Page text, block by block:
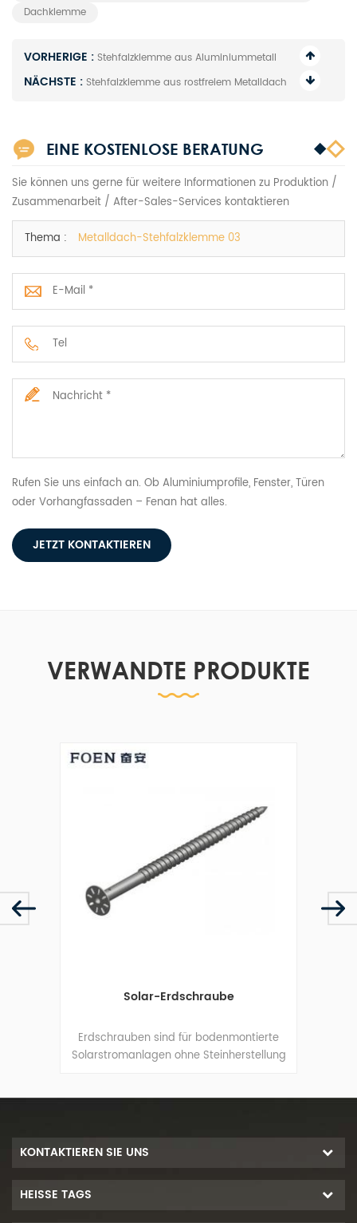
Dachklemme
VORHERIGE : Stehfalzklemme aus Aluminiummetall
NÄCHSTE : Stehfalzklemme aus rostfreiem Metalldach
EINE KOSTENLOSE BERATUNG
Sie können uns gerne für weitere Informationen zu Produktion /
Zusammenarbeit / After-Sales-Services kontaktieren
Thema : Metalldach-Stehfalzklemme 03
Rufen Sie uns einfach an. Ob Aluminiumprofile, Fenster, Türen
oder Vorhangfassaden – Fenan hat alles.
JETZT KONTAKTIEREN
VERWANDTE PRODUKTE
Solar-Erdschraube
Erdschrauben sind für bodenmontierte
Solarstromanlagen ohne Steinherstellung
KONTAKTIEREN SIE UNS
HEISSE TAGS